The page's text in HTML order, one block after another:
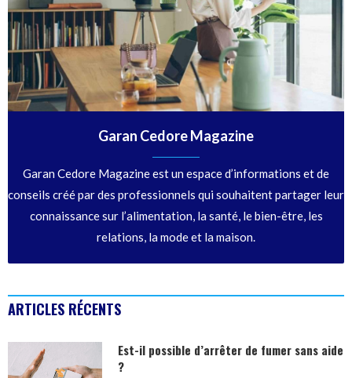
Garan Cedore Magazine
Garan Cedore Magazine est un espace d’informations et de
conseils créé par des professionnels qui souhaitent partager leur
connaissance sur l’alimentation, la santé, le bien-être, les
relations, la mode et la maison.
ARTICLES RÉCENTS
Est-il possible d’arrêter de fumer sans aide
?